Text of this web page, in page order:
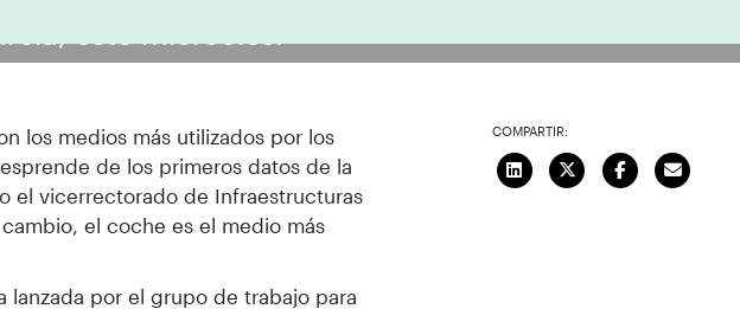
los medios más utilizados por los
de los primeros datos de la
el vicerrectorado de Infraestructuras
el coche es el medio más
lanzada por el grupo de trabajo para
COMPARTIR: